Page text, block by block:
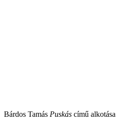
Bárdos Tamás Puskás című alkotása